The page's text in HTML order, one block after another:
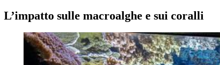
L’impatto sulle macroalghe e sui coralli